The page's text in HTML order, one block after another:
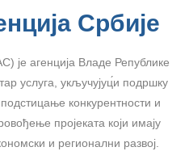
Србије
је агенција Владе Републике
услуга, укључујуц́и подршку
конкурентности и
пројеката који имају
и регионални развој.